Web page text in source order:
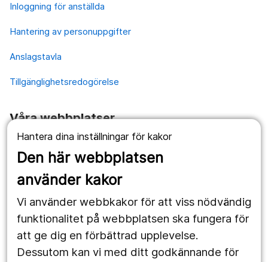
Hantera dina inställningar för kakor
Den här webbplatsen
använder kakor
Vi använder webbkakor för att viss nödvändig
funktionalitet på webbplatsen ska fungera för
att ge dig en förbättrad upplevelse.
Dessutom kan vi med ditt godkännande för
Inloggning för anställda
Hantering av personuppgifter
Anslagstavla
Tillgänglighetsredogörelse
Våra webbplatser
1177.se
Länstrafiken
Utveckling